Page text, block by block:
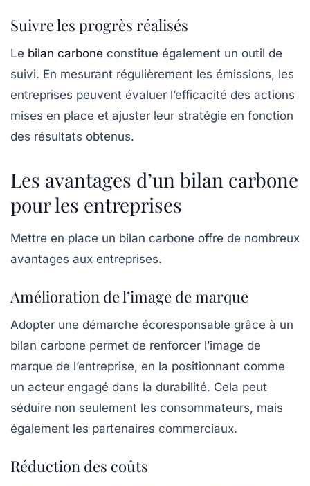
Suivre les progrès réalisés
Le bilan carbone constitue également un outil de
suivi. En mesurant régulièrement les émissions, les
entreprises peuvent évaluer l’efficacité des actions
mises en place et ajuster leur stratégie en fonction
des résultats obtenus.
Les avantages d’un bilan carbone
pour les entreprises
Mettre en place un bilan carbone offre de nombreux
avantages aux entreprises.
Amélioration de l’image de marque
Adopter une démarche écoresponsable grâce à un
bilan carbone permet de renforcer l’image de
marque de l’entreprise, en la positionnant comme
un acteur engagé dans la durabilité. Cela peut
séduire non seulement les consommateurs, mais
également les partenaires commerciaux.
Réduction des coûts